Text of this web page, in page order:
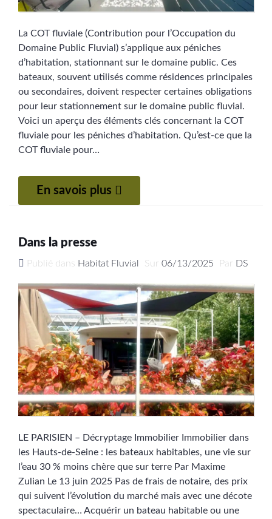
La COT fluviale (Contribution pour l’Occupation du
Domaine Public Fluvial) s’applique aux péniches
d’habitation, stationnant sur le domaine public. Ces
bateaux, souvent utilisés comme résidences principales
ou secondaires, doivent respecter certaines obligations
pour leur stationnement sur le domaine public fluvial.
Voici un aperçu des éléments clés concernant la COT
fluviale pour les péniches d’habitation. Qu’est-ce que la
COT fluviale pour…
En savois plus
Dans la presse
Publié dans Habitat Fluvial Sur 06/13/2025 Par DS
LE PARISIEN – Décryptage Immobilier Immobilier dans
les Hauts-de-Seine : les bateaux habitables, une vie sur
l’eau 30 % moins chère que sur terre Par Maxime
Zulian Le 13 juin 2025 Pas de frais de notaire, des prix
qui suivent l’évolution du marché mais avec une décote
spectaculaire… Acquérir un bateau habitable ou une